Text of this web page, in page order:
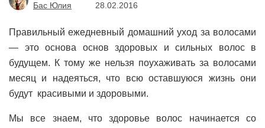
Бас Юлия 28.02.2016
Правильный ежедневный домашний уход за волосами
— это основа основ здоровых и сильных волос в
будущем. К тому же нельзя поухаживать за волосами
месяц и надеяться, что всю оставшуюся жизнь они
будут красивыми и здоровыми.
Мы все знаем, что здоровье волос начинается со